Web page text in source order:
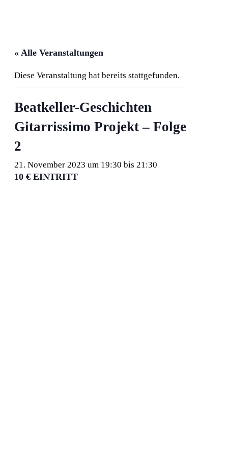
« Alle Veranstaltungen
Diese Veranstaltung hat bereits stattgefunden.
Beatkeller-Geschichten
Gitarrissimo Projekt – Folge
2
21. November 2023 um 19:30 bis 21:30
10 € EINTRITT